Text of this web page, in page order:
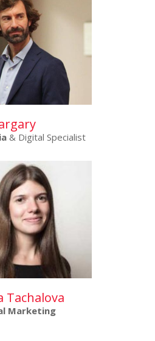
& Digital Specialist
Tachalova
Marketing